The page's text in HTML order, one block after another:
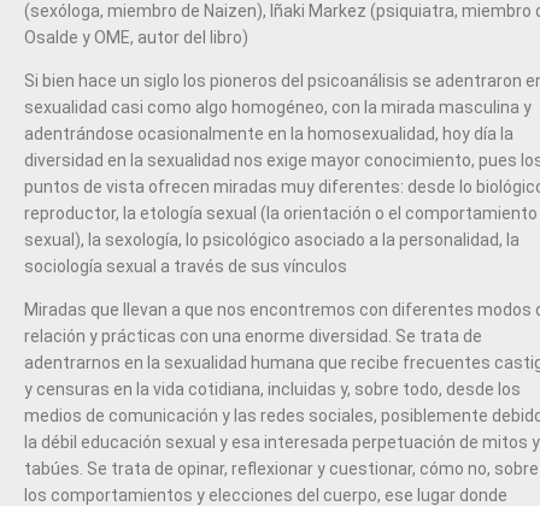
(sexóloga, miembro de Naizen), Iñaki Markez (psiquiatra, miembro
Osalde y OME, autor del libro)
Si bien hace un siglo los pioneros del psicoanálisis se adentraron
sexualidad casi como algo homogéneo, con la mirada masculina y
adentrándose ocasionalmente en la homosexualidad, hoy día la
diversidad en la sexualidad nos exige mayor conocimiento, pues
puntos de vista ofrecen miradas muy diferentes: desde lo
reproductor, la etología sexual (la orientación o el comportamiento
sexual), la sexología, lo psicológico asociado a la personalidad, la
sociología sexual a través de sus vínculos
Miradas que llevan a que nos encontremos con diferentes modos
relación y prácticas con una enorme diversidad. Se trata de
adentrarnos en la sexualidad humana que recibe frecuentes
y censuras en la vida cotidiana, incluidas y, sobre todo, desde los
medios de comunicación y las redes sociales, posiblemente
la débil educación sexual y esa interesada perpetuación de mitos y
tabúes. Se trata de opinar, reflexionar y cuestionar, cómo no, sobre
los comportamientos y elecciones del cuerpo, ese lugar donde